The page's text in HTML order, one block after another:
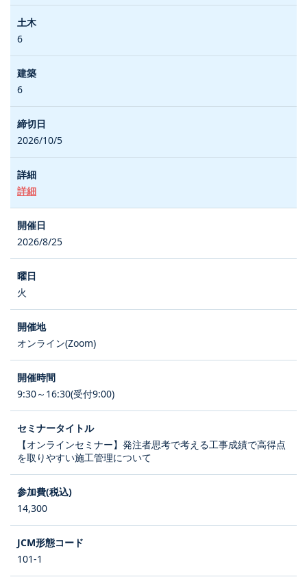
6
6
2026/10/5
詳細
2026/8/25
火
オンライン(Zoom)
9:30～16:30(受付9:00)
【オンラインセミナー】発注者思考で考える工事成績で高得点
を取りやすい施工管理について
14,300
101-1